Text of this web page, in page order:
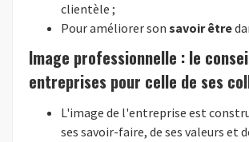
clientèle ;
Pour améliorer son savoir être
Image professionnelle : le
entreprises pour celle de ses
L'image de l'entreprise est
ses savoir-faire, de ses valeurs et